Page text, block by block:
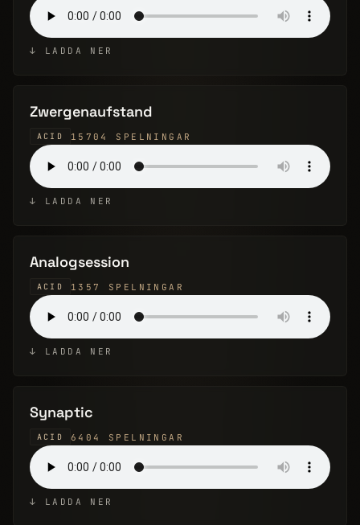
↓ LADDA NER
Zwergenaufstand
ACID 15704 SPELNINGAR
↓ LADDA NER
Analogsession
ACID 1357 SPELNINGAR
↓ LADDA NER
Synaptic
ACID 6404 SPELNINGAR
↓ LADDA NER